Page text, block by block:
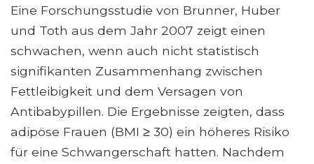
Eine Forschungsstudie von Brunner, Huber
und Toth aus dem Jahr 2007 zeigt einen
schwachen, wenn auch nicht statistisch
signifikanten Zusammenhang zwischen
Fettleibigkeit und dem Versagen von
Antibabypillen. Die Ergebnisse zeigten, dass
adipöse Frauen (BMI ≥ 30) ein höheres Risiko
für eine Schwangerschaft hatten. Nachdem